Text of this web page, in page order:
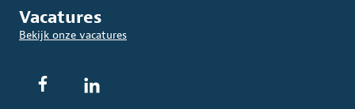
Vacatures
Bekijk onze vacatures